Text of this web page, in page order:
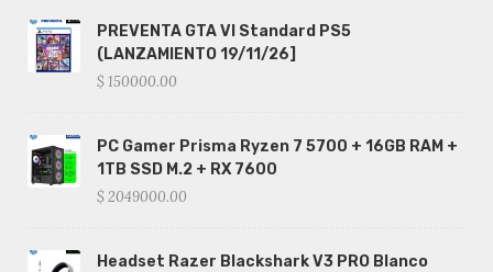
PREVENTA GTA VI Standard PS5
(LANZAMIENTO 19/11/26]
$ 150000.00
PC Gamer Prisma Ryzen 7 5700 + 16GB RAM +
1TB SSD M.2 + RX 7600
$ 2049000.00
Headset Razer Blackshark V3 PRO Blanco